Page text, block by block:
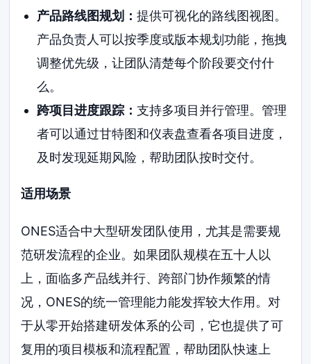
产品路线图规划： 提供可视化的路线图视图。
产品负责人可以按季度或版本规划功能，拖拽
调整优先级，让团队清楚每个阶段要交付什
么。
跨项目进度跟踪： 支持多项目并行管理。管理
者可以通过甘特图和仪表盘查看各项目进度，
及时发现延期风险，帮助团队按时交付。
适用场景
ONES适合中大型研发团队使用，尤其是需要规
范研发流程的企业。如果团队规模在五十人以
上，面临多产品线并行、跨部门协作频繁的情
况，ONES的统一管理能力能发挥较大作用。对
于从零开始搭建研发体系的公司，它也提供了可
复用的项目模板和流程配置，帮助团队快速上